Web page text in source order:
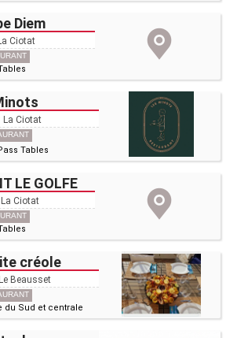
Diem
Ciotat
La Ciotat
Tables
LE GOLFE
La Ciotat
créole
Le Beausset
du Sud et centrale